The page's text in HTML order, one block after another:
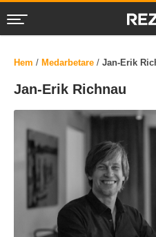
Hem / Medarbetare / Jan-Erik
Jan-Erik Richnau